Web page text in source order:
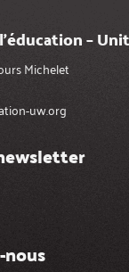
–
Michelet
uw.org